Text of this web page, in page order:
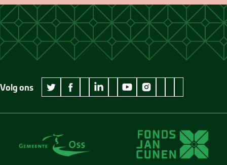
Volg ons
twitter Museum Jan Cunen
facebook Museum Jan Cunen
wikipedia Museum Jan Cunen
linkedin Museum Jan Cunen
googleplus Museum Jan Cunen
youtube Museum Jan Cunen
instagram Museum